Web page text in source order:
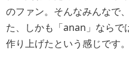
のファン。そんなみんなで
た、しかも「anan」ならで
作り上げたという感じです。